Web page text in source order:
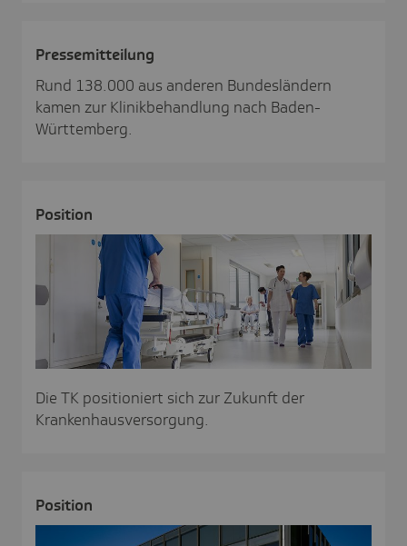
Pres­se­mit­tei­lung
Rund 138.000 aus anderen Bundesländern
kamen zur Klinikbehandlung nach Baden-
Württemberg.
Posi­tion
Die TK positioniert sich zur Zukunft der
Krankenhausversorgung.
Posi­tion